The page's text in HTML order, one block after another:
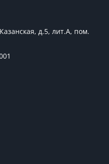
д.5, лит.А, пом.